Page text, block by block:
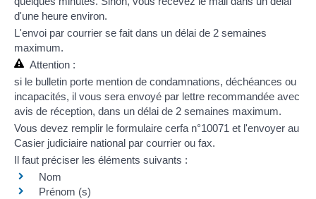
d'une heure environ.
L'envoi par courrier se fait dans un délai de 2 semaines
maximum.
Attention :
si le bulletin porte mention de condamnations, déchéances ou
incapacités, il vous sera envoyé par lettre recommandée avec
avis de réception, dans un délai de 2 semaines maximum.
Vous devez remplir le formulaire cerfa n°10071 et l'envoyer au
Casier judiciaire national par courrier ou fax.
Il faut préciser les éléments suivants :
Nom
Prénom (s)